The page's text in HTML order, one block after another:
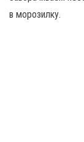
в морозилку.